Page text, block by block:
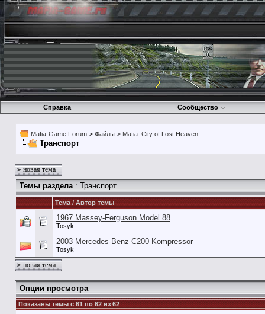
Справка Сообщество
Mafia-Game Forum > Файлы > Mafia: City of Lost Heaven
Транспорт
новая тема
Темы раздела: Транспорт
Тема/Автор темы
1967 Massey-Ferguson Model 88
Tosyk
2003 Mercedes-Benz C200 Kompressor
Tosyk
новая тема
Опции просмотра
Показаны темы с 61 по 62 из 62